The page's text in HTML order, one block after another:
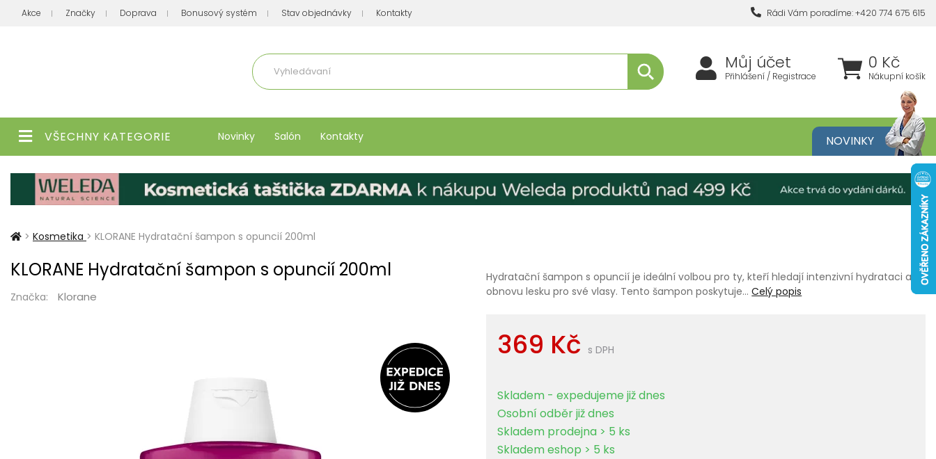
Akce Značky Doprava Bonusový systém Stav objednávky Kontakty Rádi Vám poradíme: +420 774 675 615
0 Kč
Nákupní košík
Můj účet
Přihlášení / Registrace
VŠECHNY KATEGORIE Novinky Salón Kontakty NOVINKY
> Kosmetika > KLORANE Hydratační šampon s opuncií 200ml
KLORANE Hydratační šampon s opuncií 200ml
Značka: Klorane
Hydratační šampon s opuncií je ideální volbou pro ty, kteří hledají intenzivní hydrataci a
obnovu lesku pro své vlasy. Tento šampon poskytuje…Celý popis
369 Kč s DPH
Skladem - expedujeme již dnes
Osobní odběr již dnes
Skladem prodejna > 5 ks
Skladem eshop > 5 ks